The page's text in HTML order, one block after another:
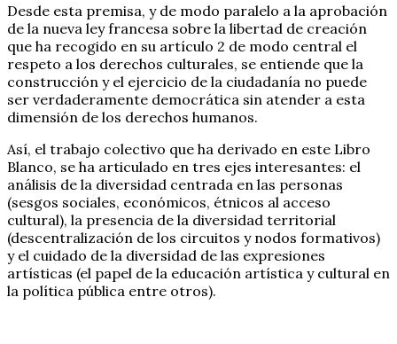
Desde esta premisa, y de modo paralelo a la aprobación
de la nueva ley francesa sobre la libertad de creación
que ha recogido en su artículo 2 de modo central el
respeto a los derechos culturales, se entiende que la
construcción y el ejercicio de la ciudadanía no puede
ser verdaderamente democrática sin atender a esta
dimensión de los derechos humanos.
Así, el trabajo colectivo que ha derivado en este Libro
Blanco, se ha articulado en tres ejes interesantes: el
análisis de la diversidad centrada en las personas
(sesgos sociales, económicos, étnicos al acceso
cultural), la presencia de la diversidad territorial
(descentralización de los circuitos y nodos formativos)
y el cuidado de la diversidad de las expresiones
artísticas (el papel de la educación artística y cultural en
la política pública entre otros).